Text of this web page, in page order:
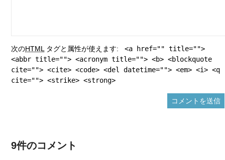
次のHTML タグと属性が使えます:
<a href="" title="">
<abbr title=""> <acronym title=""> <b> <blockquote
cite=""> <cite> <code> <del datetime=""> <em> <i> <q
cite=""> <strike> <strong>
9件のコメント